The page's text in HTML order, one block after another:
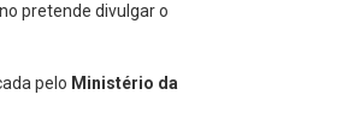
pretende divulgar o
pelo Ministério da